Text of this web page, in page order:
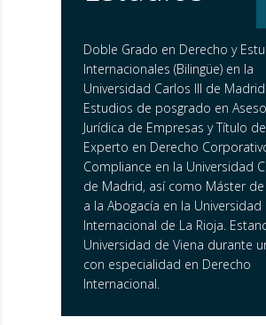
Doble Grado en Derecho y
Internacionales (Bilingüe) en la
Universidad Carlos III de Madrid.
Estudios de posgrado en
Jurídica de Empresas y Título de
Experto en Derecho
Compliance en la Universidad
de Madrid, así como Máster de
a la Abogacía en la Universidad
Internacional de La Rioja.
Universidad de Viena durante
con especialidad en Derecho
Internacional.